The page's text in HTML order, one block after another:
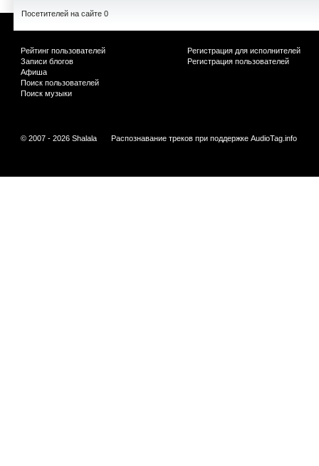
Посетителей на сайте 0
Рейтинг пользователей
Записи блогов
Афиша
Поиск пользователей
Поиск музыки
Регистрация для исполнителей
Регистрация пользователей
© 2007 - 2026 Shalala Распознавание треков при поддержке AudioTag.info